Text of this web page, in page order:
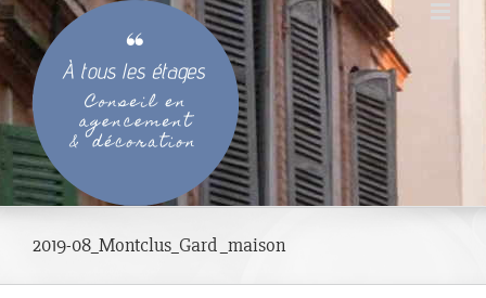
Passer
au
contenu
2019-08_Montclus_Gard _maison